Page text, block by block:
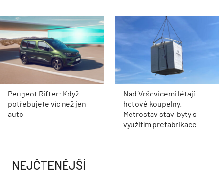
Peugeot Rifter: Když
potřebujete víc než jen
auto
Nad Vršovicemi létají
hotové koupelny.
Metrostav staví byty s
využitím prefabrikace
NEJČTENĚJŠÍ